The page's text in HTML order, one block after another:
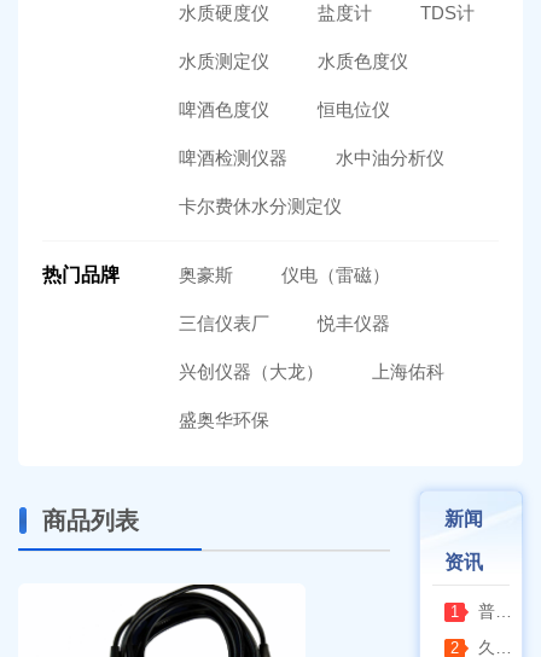
水质硬度仪 盐度计 TDS计
水质测定仪 水质色度仪
啤酒色度仪 恒电位仪
啤酒检测仪器 水中油分析仪
卡尔费休水分测定仪
热门品牌 奥豪斯 仪电（雷磁）
三信仪表厂 悦丰仪器
兴创仪器（大龙） 上海佑科
盛奥华环保
商品列表 新闻
资讯
1 普通烘箱和耐腐蚀烘箱区分
2 久兴医疗高压蒸汽灭菌器：制药科研灭菌的可靠之选